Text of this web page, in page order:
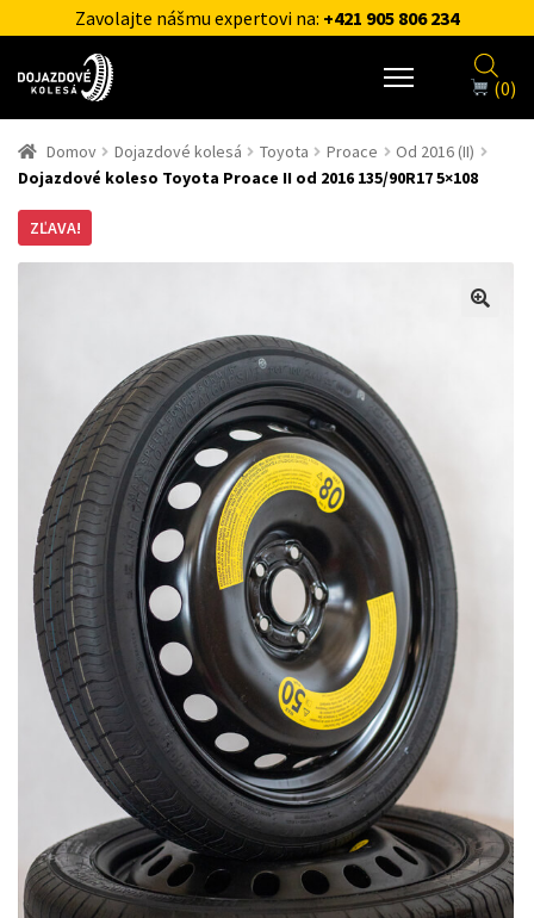
Zavolajte nášmu expertovi na: +421 905 806 234
(0)
Domov Dojazdové kolesá Toyota Proace
Od 2016 (II)
Dojazdové koleso Toyota Proace II od 2016 135/90R17 5×108
ZĽAVA!